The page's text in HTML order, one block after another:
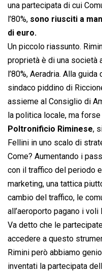
una partecipata di cui
l’80%, sono riusciti a
di euro.
Un piccolo riassunto.
proprietà è di una società
l’80%, Aeradria. Alla
sindaco piddino di
assieme al Consiglio di
la politica locale, ma
Poltronificio Riminese,
Fellini in uno scalo di
Come? Aumentando i
con il traffico del periodo
marketing, una tattica
cambio del traffico, le
all’aeroporto pagano i
Va detto che le
accedere a questo
Rimini però abbiamo
inventati la partecipata